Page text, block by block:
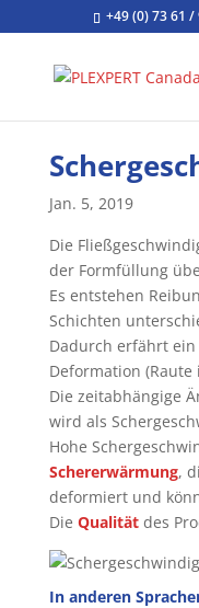
+49 (0) 73 61 /
Jan. 5, 2019
Die
der Formfüllung
Es entstehen
Schichten
Dadurch erfährt
Deformation (Raute
Die zeitabhängige
wird als
Hohe
Schererwärmung,
deformiert und
Die Qualitätdes
In anderen